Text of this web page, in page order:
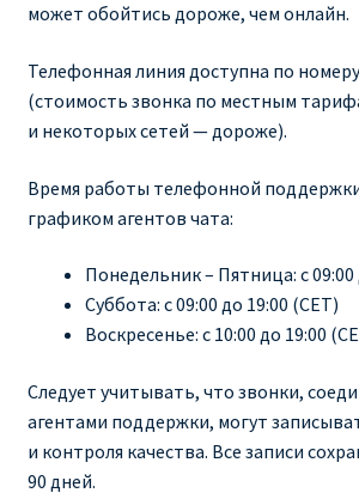
может обойтись дороже, чем онлайн.
Телефонная линия доступна по
(стоимость звонка по местным
и некоторых сетей — дороже).
Время работы телефонной
графиком агентов чата:
Понедельник – Пятница: с 09:00
Суббота: с 09:00 до 19:00 (CET)
Воскресенье: с 10:00 до 19:00
Следует учитывать, что звонки,
агентами поддержки, могут
и контроля качества. Все записи
90 дней.